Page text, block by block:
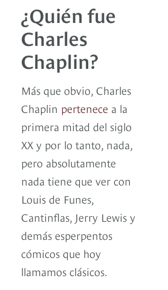
¿Quién fue
Charles
Chaplin?
Más que obvio, Charles
Chaplin pertenece a la
primera mitad del siglo
XX y por lo tanto, nada,
pero absolutamente
nada tiene que ver con
Louis de Funes,
Cantinflas, Jerry Lewis y
demás esperpentos
cómicos que hoy
llamamos clásicos.